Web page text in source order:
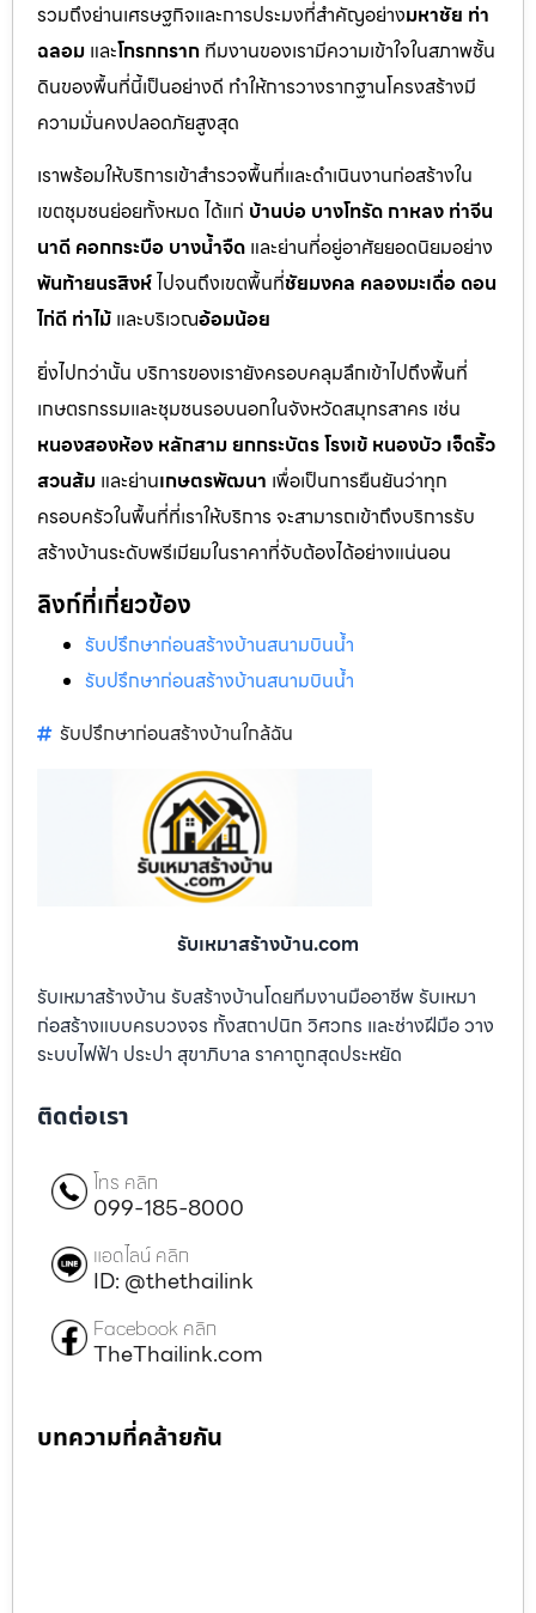
รวมถึงย่านเศรษฐกิจและการประมงที่สำคัญอย่างมหาชัย ท่า
ฉลอม และโกรกกราก ทีมงานของเรามีความเข้าใจในสภาพชั้น
ดินของพื้นที่นี้เป็นอย่างดี ทำให้การวางรากฐานโครงสร้างมี
ความมั่นคงปลอดภัยสูงสุด
เราพร้อมให้บริการเข้าสำรวจพื้นที่และดำเนินงานก่อสร้างใน
เขตชุมชนย่อยทั้งหมด ได้แก่ บ้านบ่อ บางโทรัด กาหลง ท่าจีน
นาดี คอกกระบือ บางน้ำจืด และย่านที่อยู่อาศัยยอดนิยมอย่าง
พันท้ายนรสิงห์ไปจนถึงเขตพื้นที่ชัยมงคล คลองมะเดื่อ ดอน
ไก่ดี ท่าไม้ และบริเวณอ้อมน้อย
ยิ่งไปกว่านั้น บริการของเรายังครอบคลุมลึกเข้าไปถึงพื้นที่
เกษตรกรรมและชุมชนรอบนอกในจังหวัดสมุทรสาคร เช่น
หนองสองห้อง หลักสาม ยกกระบัตร โรงเข้ หนองบัว เจ็ดริ้ว
สวนส้ม และย่านเกษตรพัฒนา เพื่อเป็นการยืนยันว่าทุก
ครอบครัวในพื้นที่ที่เราให้บริการ จะสามารถเข้าถึงบริการรับ
สร้างบ้านระดับพรีเมียมในราคาที่จับต้องได้อย่างแน่นอน
ลิงก์ที่เกี่ยวข้อง
รับปรึกษาก่อนสร้างบ้านสนามบินน้ำ
รับปรึกษาก่อนสร้างบ้านสนามบินน้ำ
รับปรึกษาก่อนสร้างบ้านใกล้ฉัน
รับเหมาสร้างบ้าน.com
รับเหมาสร้างบ้าน รับสร้างบ้านโดยทีมงานมืออาชีพ รับเหมา
ก่อสร้างแบบครบวงจร ทั้งสถาปนิก วิศวกร และช่างฝีมือ วาง
ระบบไฟฟ้า ประปา สุขาภิบาล ราคาถูกสุดประหยัด
ติดต่อเรา
โทร คลิก
099-185-8000
แอดไลน์ คลิก
ID: @thethailink
Facebook คลิก
TheThailink.com
บทความที่คล้ายกัน